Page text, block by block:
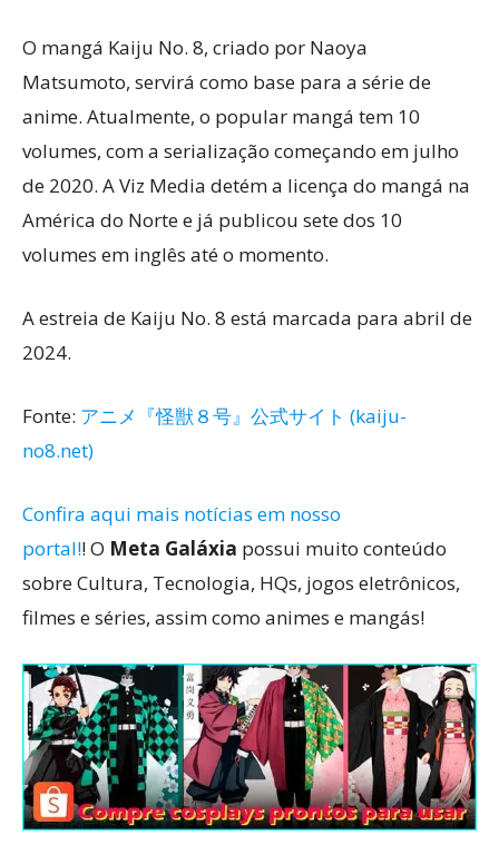
O mangá Kaiju No. 8, criado por Naoya
Matsumoto, servirá como base para a série de
anime. Atualmente, o popular mangá tem 10
volumes, com a serialização começando em julho
de 2020. A Viz Media detém a licença do mangá na
América do Norte e já publicou sete dos 10
volumes em inglês até o momento.
A estreia de Kaiju No. 8 está marcada para abril de
2024.
Fonte: アニメ『怪獣８号』公式サイト (kaiju-
no8.net)
Confira aqui mais notícias em nosso
portal!! O Meta Galáxia possui muito conteúdo
sobre Cultura, Tecnologia, HQs, jogos eletrônicos,
filmes e séries, assim como animes e mangás!